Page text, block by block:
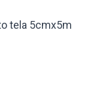
tela 5cmx5m